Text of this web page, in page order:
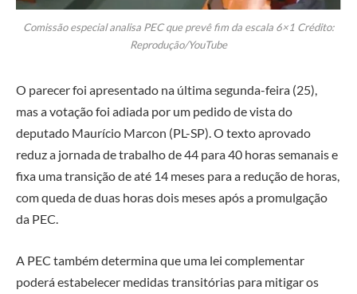
Comissão especial analisa PEC que prevê fim da escala 6×1 Crédito:
Reprodução/YouTube
O parecer foi apresentado na última segunda-feira (25),
mas a votação foi adiada por um pedido de vista do
deputado Maurício Marcon (PL-SP). O texto aprovado
reduz a jornada de trabalho de 44 para 40 horas semanais e
fixa uma transição de até 14 meses para a redução de horas,
com queda de duas horas dois meses após a promulgação
da PEC.
A PEC também determina que uma lei complementar
poderá estabelecer medidas transitórias para mitigar os